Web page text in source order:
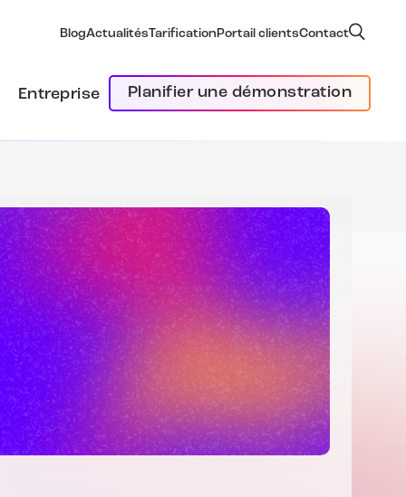
BlogActualitésTarification Portail clientsContact
Entreprise Planifier une démonstration